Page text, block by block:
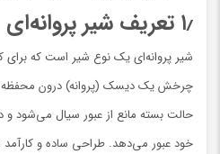
۱٫ تعریف شیر پروانه‌ای
شیر پروانه‌ای یک نوع شیر است که برای
چرخش یک دیسک (پروانه) درون
حالت بسته مانع از عبور سیال می‌شود و
خود عبور می‌دهد. طراحی ساده و